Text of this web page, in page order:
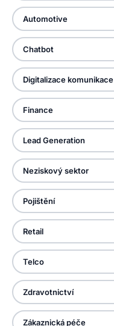
Automotive
Chatbot
Digitalizace komunikace
Finance
Lead Generation
Neziskový sektor
Pojištění
Retail
Telco
Zdravotnictví
Zákaznická péče